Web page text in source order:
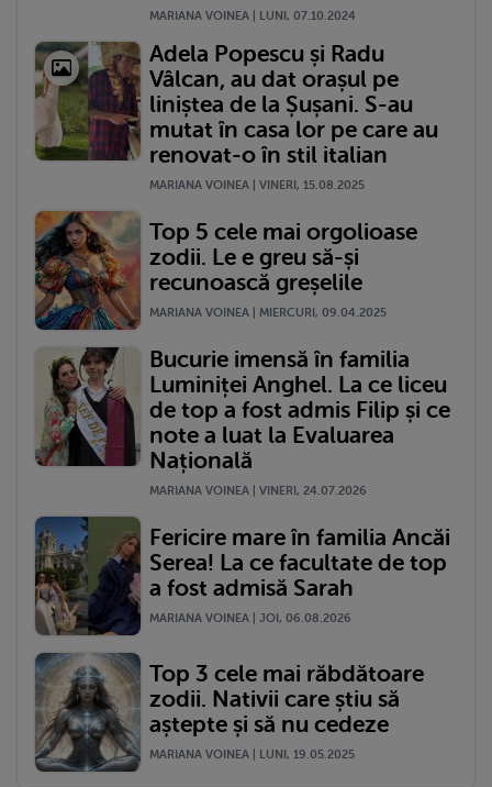
MARIANA VOINEA | LUNI, 07.10.2024
Adela Popescu și Radu
Vâlcan, au dat orașul pe
liniștea de la Șușani. S-au
mutat în casa lor pe care au
renovat-o în stil italian
MARIANA VOINEA | VINERI, 15.08.2025
Top 5 cele mai orgolioase
zodii. Le e greu să-și
recunoască greșelile
MARIANA VOINEA | MIERCURI, 09.04.2025
Bucurie imensă în familia
Luminiței Anghel. La ce liceu
de top a fost admis Filip și ce
note a luat la Evaluarea
Națională
MARIANA VOINEA | VINERI, 24.07.2026
Fericire mare în familia Ancăi
Serea! La ce facultate de top
a fost admisă Sarah
MARIANA VOINEA | JOI, 06.08.2026
Top 3 cele mai răbdătoare
zodii. Nativii care știu să
aștepte și să nu cedeze
MARIANA VOINEA | LUNI, 19.05.2025